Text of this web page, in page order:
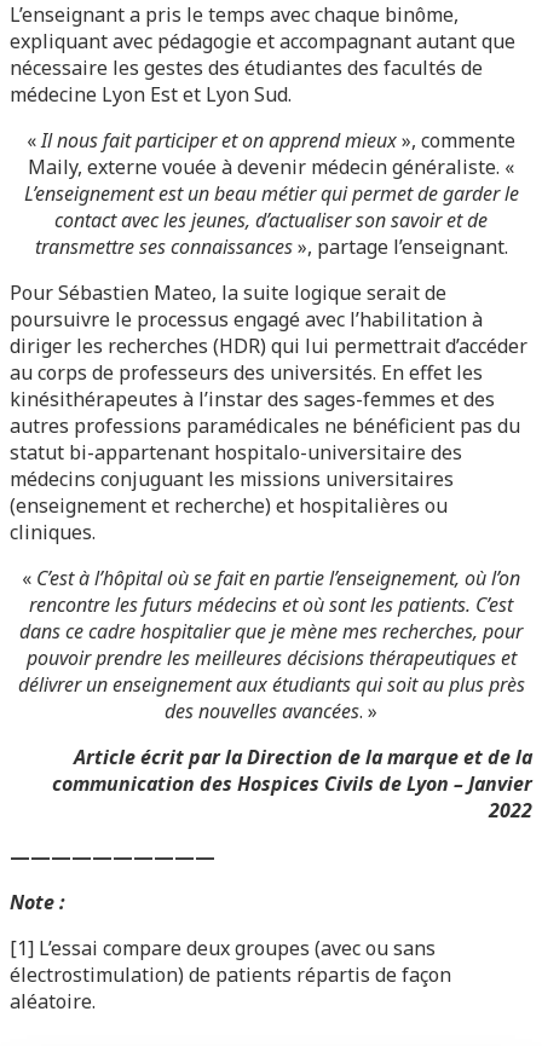
L’enseignant a pris le temps avec chaque binôme,
expliquant avec pédagogie et accompagnant autant que
nécessaire les gestes des étudiantes des facultés de
médecine Lyon Est et Lyon Sud.
«Il nous fait participer et on apprend mieux», commente
Maily, externe vouée à devenir médecin généraliste. «
L’enseignement est un beau métier qui permet de garder le
contact avec les jeunes, d’actualiser son savoir et de
transmettre ses connaissances», partage l’enseignant.
Pour Sébastien Mateo, la suite logique serait de
poursuivre le processus engagé avec l’habilitation à
diriger les recherches (HDR) qui lui permettrait d’accéder
au corps de professeurs des universités. En effet les
kinésithérapeutes à l’instar des sages-femmes et des
autres professions paramédicales ne bénéficient pas du
statut bi-appartenant hospitalo-universitaire des
médecins conjuguant les missions universitaires
(enseignement et recherche) et hospitalières ou
cliniques.
« C’est à l’hôpital où se fait en partie l’enseignement, où l’on
rencontre les futurs médecins et où sont les patients. C’est
dans ce cadre hospitalier que je mène mes recherches, pour
pouvoir prendre les meilleures décisions thérapeutiques et
délivrer un enseignement aux étudiants qui soit au plus près
des nouvelles avancées. »
Article écrit par la Direction de la marque et de la
communication des Hospices Civils de Lyon – Janvier
2022
——————————
Note :
[1] L’essai compare deux groupes (avec ou sans
électrostimulation) de patients répartis de façon
aléatoire.